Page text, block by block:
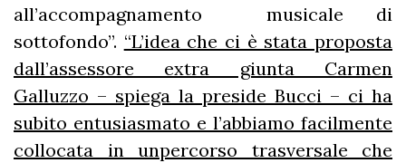
all’accompagnamento musicale di
sottofondo”. “L’idea che ci è stata proposta
dall’assessore extra giunta Carmen
Galluzzo – spiega la preside Bucci – ci ha
subito entusiasmato e l’abbiamo facilmente
collocata in unpercorso trasversale che